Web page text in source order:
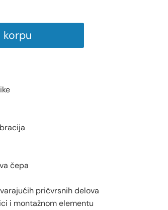
korpu
čepa
pričvrsnih delova
i montažnom elementu